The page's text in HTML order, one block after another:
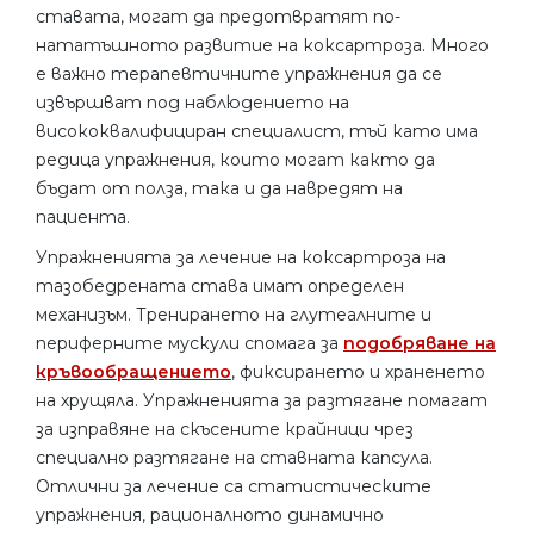
ставата, могат да предотвратят по-
нататъшното развитие на коксартроза. Много
е важно терапевтичните упражнения да се
извършват под наблюдението на
висококвалифициран специалист, тъй като има
редица упражнения, които могат както да
бъдат от полза, така и да навредят на
пациента.
Упражненията за лечение на коксартроза на
тазобедрената става имат определен
механизъм. Тренирането на глутеалните и
периферните мускули спомага за подобряване на
кръвообращението, фиксирането и храненето
на хрущяла. Упражненията за разтягане помагат
за изправяне на скъсените крайници чрез
специално разтягане на ставната капсула.
Отлични за лечение са статистическите
упражнения, рационалното динамично